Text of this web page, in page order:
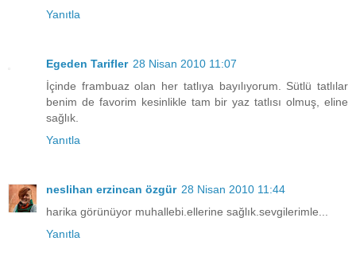
Yanıtla
Egeden Tarifler 28 Nisan 2010 11:07
İçinde frambuaz olan her tatlıya bayılıyorum. Sütlü tatlılar
benim de favorim kesinlikle tam bir yaz tatlısı olmuş, eline
sağlık.
Yanıtla
neslihan erzincan özgür 28 Nisan 2010 11:44
harika görünüyor muhallebi.ellerine sağlık.sevgilerimle...
Yanıtla